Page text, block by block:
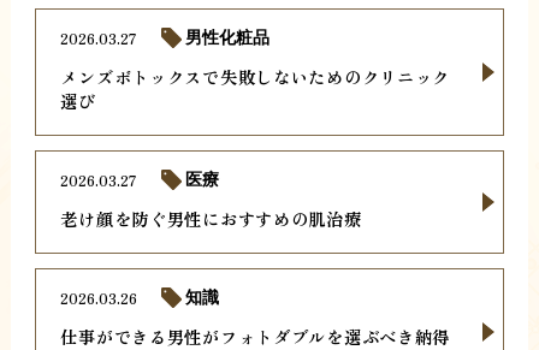
メンズボトックスで失敗しないためのクリニック
選び
2026.03.27 男性化粧品
老け顔を防ぐ男性におすすめの肌治療
2026.03.27 医療
仕事ができる男性がフォトダブルを選ぶべき納得
2026.03.26 知識